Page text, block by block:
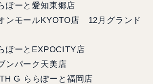
ぽーと愛知東郷店
ンモールKYOTO店 12月グランド
ぽーとEXPOCITY店
ンパーク天美店
G ららぽーと福岡店